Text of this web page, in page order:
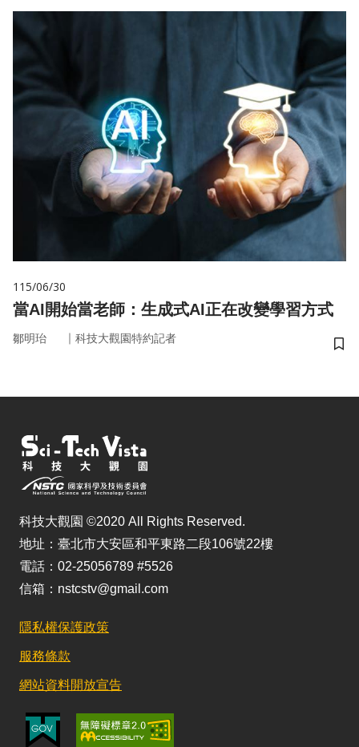
115/06/30
當AI開始當老師：生成式AI正在改變學習方式
鄒明珆 ｜ 科技大觀園特約記者
儲
科技大觀園 ©2020 All Rights Reserved.
地址：臺北市大安區和平東路二段106號22樓
電話：02-25056789 #5526
信箱：nstcstv@gmail.com
隱私權保護政策
服務條款
網站資料開放宣告